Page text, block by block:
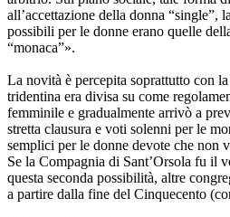
all’accettazione della donna “single”,
possibili per le donne erano quelle
“monaca”».
La novità è percepita soprattutto con
tridentina era divisa su come
femminile e gradualmente arrivò a
stretta clausura e voti solenni per le
semplici per le donne devote che non
Se la Compagnia di Sant’Orsola fu il
questa seconda possibilità, altre
a partire dalla fine del Cinquecento